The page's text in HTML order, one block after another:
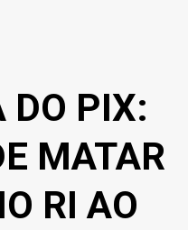
DO PIX:
MATAR
RI AO